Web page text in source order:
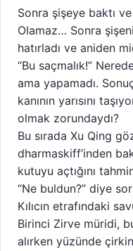
Sonra şişeye baktı
Olamaz… Sonra
hatırladı ve aniden
“Bu saçmalık!”
ama yapamadı.
kanının yarısını
olmak zorundaydı?
Bu sırada Xu Qing
dharmaskiff’inden
kutuyu açtığını
“Ne buldun?” diye
Kılıcın etrafındaki
Birinci Zirve müridi,
alırken yüzünde